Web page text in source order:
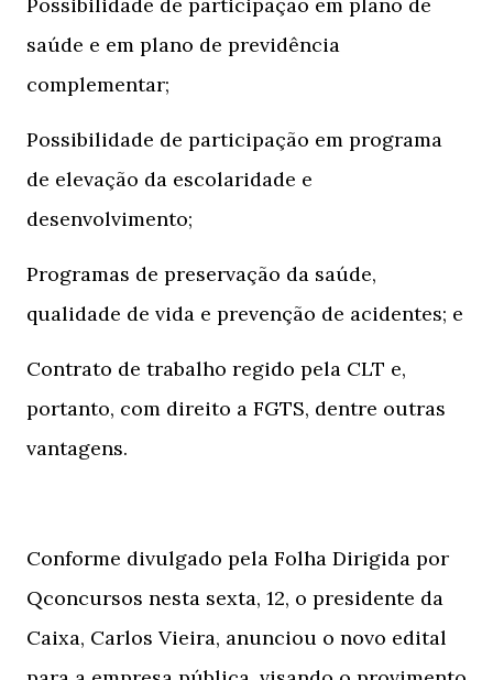
Possibilidade de participação em plano de
saúde e em plano de previdência
complementar;
Possibilidade de participação em programa
de elevação da escolaridade e
desenvolvimento;
Programas de preservação da saúde,
qualidade de vida e prevenção de acidentes; e
Contrato de trabalho regido pela CLT e,
portanto, com direito a FGTS, dentre outras
vantagens.
Conforme divulgado pela Folha Dirigida por
Qconcursos nesta sexta, 12, o presidente da
Caixa, Carlos Vieira, anunciou o novo edital